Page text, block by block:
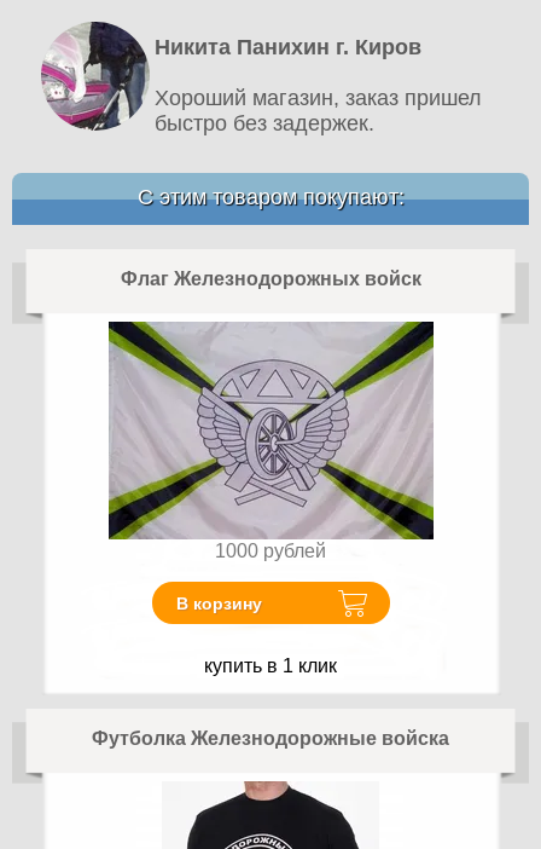
Никита Панихин г. Киров
Хороший магазин, заказ пришел
быстро без задержек.
С этим товаром покупают:
Флаг Железнодорожных войск
1000 рублей
В корзину
купить в 1 клик
Футболка Железнодорожные войска